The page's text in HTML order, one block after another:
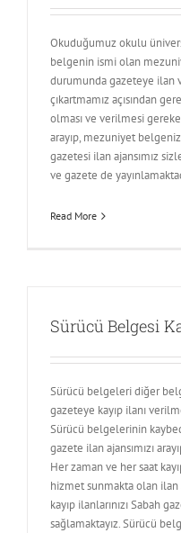
Okuduğumuz okulu
belgenin ismi olan
durumunda gazeteye
çıkartmamız açısından
olması ve verilmesi
arayıp, mezuniyet
gazetesi ilan ajansımız
ve gazete de
Read More
Sürücü Belgesi
Sürücü belgeleri diğer
gazeteye kayıp ilanı
Sürücü belgelerinin
gazete ilan ajansımızı
Her zaman ve her saat
hizmet sunmakta olan ilan
kayıp ilanlarınızı Sabah
sağlamaktayız. Sürücü